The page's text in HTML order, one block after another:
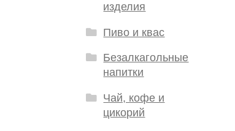
изделия
Пиво и квас
Безалкагольные
напитки
Чай, кофе и
цикорий